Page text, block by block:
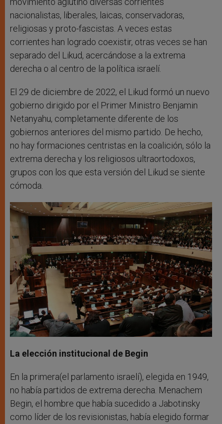
nacionalistas, liberales, laicas, conservadoras,
religiosas y proto-fascistas. A veces estas
corrientes han logrado coexistir, otras veces se han
separado del Likud, acercándose a la extrema
derecha o al centro de la política israelí.
El 29 de diciembre de 2022, el Likud formó un nuevo
gobierno dirigido por el Primer Ministro Benjamin
Netanyahu, completamente diferente de los
gobiernos anteriores del mismo partido. De hecho,
no hay formaciones centristas en la coalición, sólo la
extrema derecha y los religiosos ultraortodoxos,
grupos con los que esta versión del Likud se siente
cómoda.
La elección institucional de Begin
En la primera(el parlamento israelí), elegida en 1949,
no había partidos de extrema derecha. Menachem
Begin, el hombre que había sucedido a Jabotinsky
como líder de los revisionistas, había elegido formar